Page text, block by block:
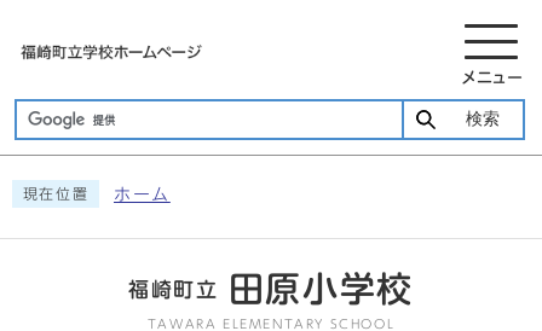
メニュー
検索
現在位置 ホーム
福崎町立 田原小学校
TAWARA ELEMENTARY SCHOOL